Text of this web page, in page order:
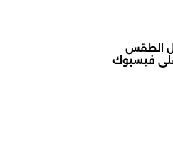
الطقس
أكادير حالة الطقسعلى فيسبوك